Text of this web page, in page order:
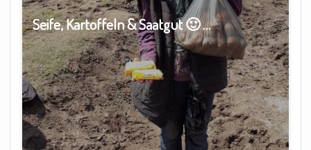
Seife, Kartoffeln & Saatgut 🙂 …